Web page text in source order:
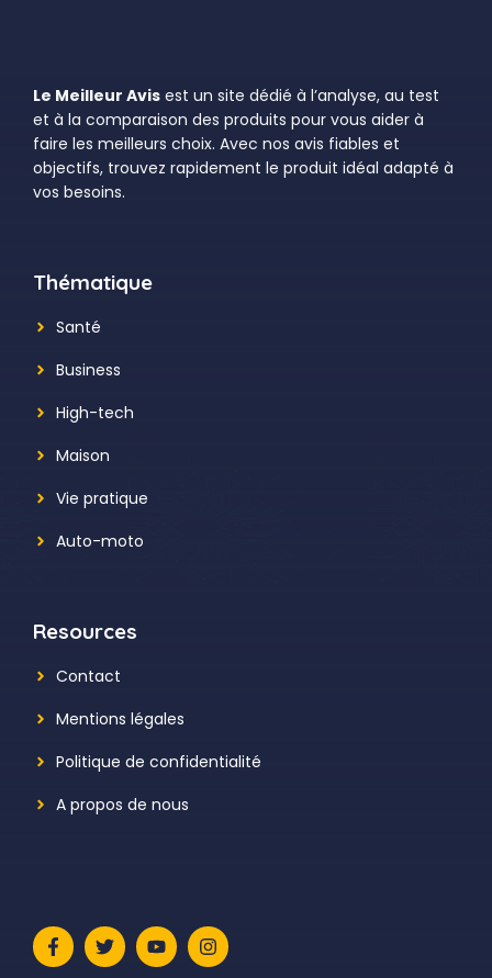
Le Meilleur Avis est un site dédié à l’analyse, au test
et à la comparaison des produits pour vous aider à
faire les meilleurs choix. Avec nos avis fiables et
objectifs, trouvez rapidement le produit idéal adapté à
vos besoins.
Thématique
Santé
Business
High-tech
Maison
Vie pratique
Auto-moto
Resources
Contact
Mentions légales
Politique de confidentialité
A propos de nous